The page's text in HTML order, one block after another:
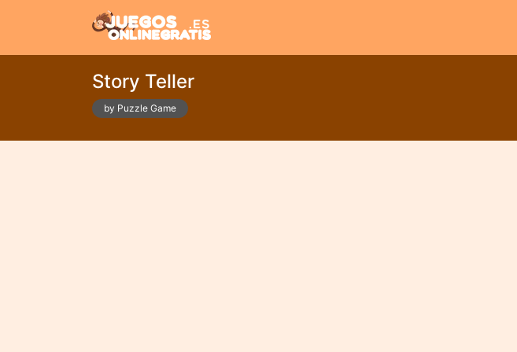
Story Teller
by Puzzle Game